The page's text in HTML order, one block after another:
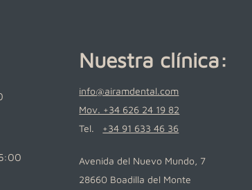
Nuestra clínica:
info@airamdental.com
Mov. +34 626 24 19 82
Tel. +34 91 633 46 36
Avenida del Nuevo Mundo, 7
28660 Boadilla del Monte